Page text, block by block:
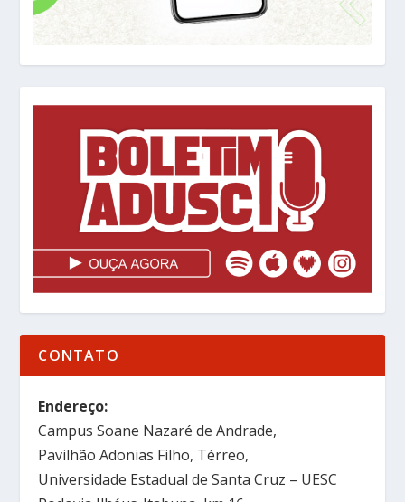
CONTATO
Endereço:
Campus Soane Nazaré de Andrade,
Pavilhão Adonias Filho, Térreo,
Universidade Estadual de Santa Cruz – UESC